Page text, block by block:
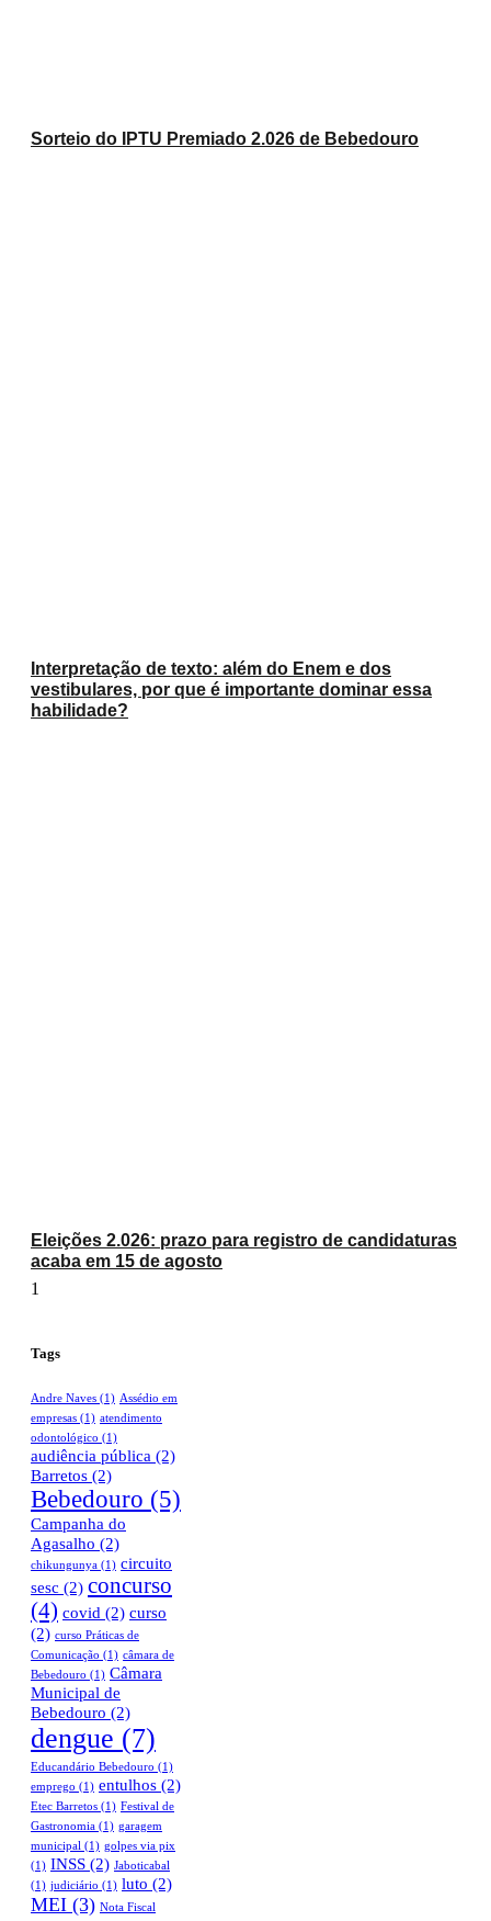
Sorteio do IPTU Premiado 2.026 de Bebedouro
Interpretação de texto: além do Enem e dos
vestibulares, por que é importante dominar essa
habilidade?
Eleições 2.026: prazo para registro de candidaturas
acaba em 15 de agosto
Tags
Andre Naves (1) Assédio em
empresas (1) atendimento
odontológico (1)
audiência pública (2)
Barretos (2)
Bebedouro (5)
Campanha do
Agasalho (2)
chikungunya (1) circuito
sesc (2) concurso
(4) covid (2) curso
(2) curso Práticas de
Comunicação (1) câmara de
Bebedouro (1) Câmara
Municipal de
Bebedouro (2)
dengue (7)
Educandário Bebedouro (1)
emprego (1) entulhos (2)
Etec Barretos (1) Festival de
Gastronomia (1) garagem
municipal (1) golpes via pix
(1) INSS (2) Jaboticabal
(1) judiciário (1) luto (2)
MEI (3) Nota Fiscal